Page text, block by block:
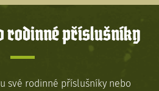
rodinné příslušníky
své rodinné příslušníky nebo